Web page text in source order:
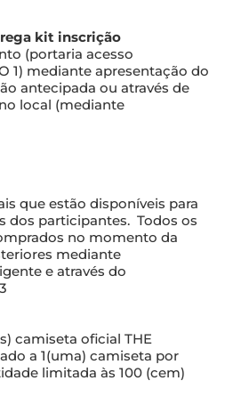
kit inscrição
(portaria acesso
1) mediante apresentação do
antecipada ou através de
local (mediante
que estão disponíveis para
dos participantes. Todos os
no momento da
mediante
e através do
camiseta oficial THE
a 1(uma) camiseta por
limitada às 100 (cem)